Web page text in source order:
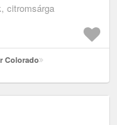
citromsárga
Colorado